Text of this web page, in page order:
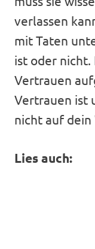
verlassen
mit Taten
ist oder nicht.
Vertrauen
Vertrauen ist
nicht auf dein
Lies auch: